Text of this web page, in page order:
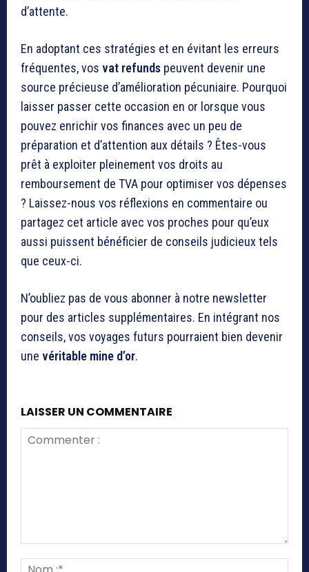
d’attente.
En adoptant ces stratégies et en évitant les erreurs
fréquentes, vos vat refunds peuvent devenir une
source précieuse d’amélioration pécuniaire. Pourquoi
laisser passer cette occasion en or lorsque vous
pouvez enrichir vos finances avec un peu de
préparation et d’attention aux détails ? Êtes-vous
prêt à exploiter pleinement vos droits au
remboursement de TVA pour optimiser vos dépenses
? Laissez-nous vos réflexions en commentaire ou
partagez cet article avec vos proches pour qu’eux
aussi puissent bénéficier de conseils judicieux tels
que ceux-ci.
N’oubliez pas de vous abonner à notre newsletter
pour des articles supplémentaires. En intégrant nos
conseils, vos voyages futurs pourraient bien devenir
une véritable mine d’or.
LAISSER UN COMMENTAIRE